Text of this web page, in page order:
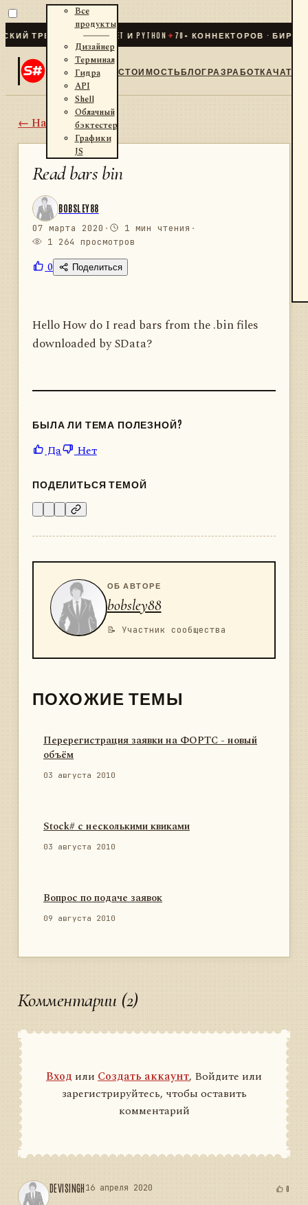
ДЛЯ .NET И PYTHON✦70 + КОННЕКТОРОВ · БИРЖИ ·
Все
продукты
Дизайнер
Терминал
Гидра
API
Shell
Облачный
бэктестер
Графики
JS
СТОИМОСТЬБЛОГРАЗРАБОТКАЧАТ
← Назад
Read bars bin
BOBSLEY88
07 марта 2020 · 1 мин чтения ·
1 264 просмотров
0 Поделиться
Hello How do I read bars from the .bin files
downloaded by SData?
БЫЛА ЛИ ТЕМА ПОЛЕЗНОЙ?
Да Нет
ПОДЕЛИТЬСЯ ТЕМОЙ
ОБ АВТОРЕ
bobsley88
📝 Участник сообщества
ПОХОЖИЕ ТЕМЫ
Перерегистрация заявки на ФОРТС - новый
объём
03 августа 2010
Stock# с несколькими квиками
03 августа 2010
Вопрос по подаче заявок
09 августа 2010
Комментарии (2)
Вход или Создать аккаунт, Войдите или
зарегистрируйтесь, чтобы оставить
комментарий
DEVISINGH 16 апреля 2020 0